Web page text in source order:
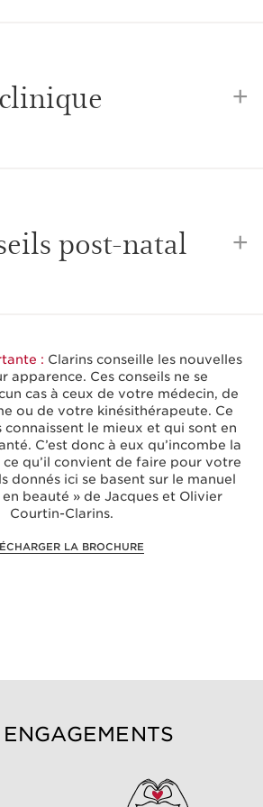
post-natal
: Clarins conseille les nouvelles
apparence. Ces conseils ne se
cas à ceux de votre médecin, de
ou de votre kinésithérapeute. Ce
connaissent le mieux et qui sont en
C’est donc à eux qu’incombe la
qu’il convient de faire pour votre
donnés ici se basent sur le manuel
beauté » de Jacques et Olivier
Courtin-Clarins.
LA BROCHURE